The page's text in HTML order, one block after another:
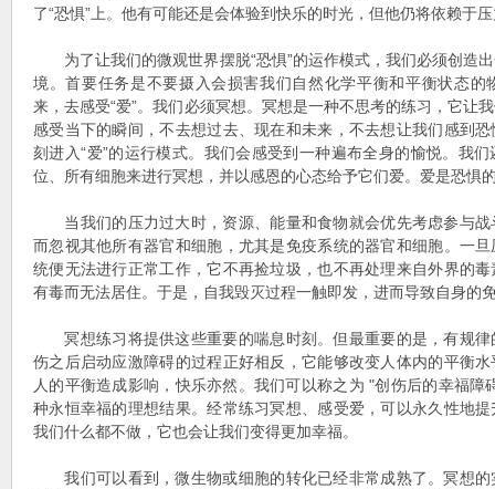
了“恐惧”上。他有可能还是会体验到快乐的时光，但他仍将依赖于
为了让我们的微观世界摆脱“恐惧”的运作模式，我们必须创造
境。首要任务是不要摄入会损害我们自然化学平衡和平衡状态的
来，去感受“爱”。我们必须冥想。冥想是一种不思考的练习，它让
感受当下的瞬间，不去想过去、现在和未来，不去想让我们感到
刻进入“爱”的运行模式。我们会感受到一种遍布全身的愉悦。我
位、所有细胞来进行冥想，并以感恩的心态给予它们爱。爱是恐惧
当我们的压力过大时，资源、能量和食物就会优先考虑参与战
而忽视其他所有器官和细胞，尤其是免疫系统的器官和细胞。一
统便无法进行正常工作，它不再捡垃圾，也不再处理来自外界的
有毒而无法居住。于是，自我毁灭过程一触即发，进而导致自身的
冥想练习将提供这些重要的喘息时刻。但最重要的是，有规律
伤之后启动应激障碍的过程正好相反，它能够改变人体内的平衡
人的平衡造成影响，快乐亦然。我们可以称之为 "创伤后的幸福障
种永恒幸福的理想结果。经常练习冥想、感受爱，可以永久性地
我们什么都不做，它也会让我们变得更加幸福。
我们可以看到，微生物或细胞的转化已经非常成熟了。冥想的